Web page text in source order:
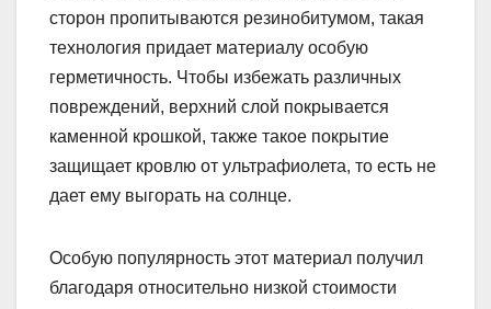
сторон пропитываются резинобитумом, такая
технология придает материалу особую
герметичность. Чтобы избежать различных
повреждений, верхний слой покрывается
каменной крошкой, также такое покрытие
защищает кровлю от ультрафиолета, то есть не
дает ему выгорать на солнце.
Особую популярность этот материал получил
благодаря относительно низкой стоимости